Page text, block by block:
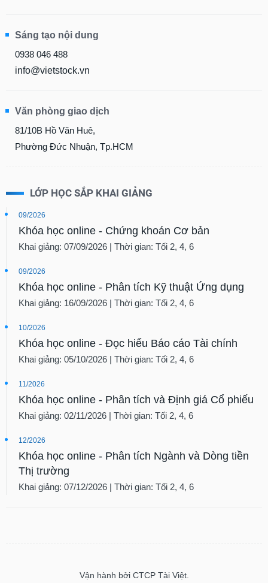
Sáng tạo nội dung
0938 046 488
info@vietstock.vn
Văn phòng giao dịch
81/10B Hồ Văn Huê,
Phường Đức Nhuận, Tp.HCM
LỚP HỌC SẮP KHAI GIẢNG
09/2026
Khóa học online - Chứng khoán Cơ bản
Khai giảng: 07/09/2026 | Thời gian: Tối 2, 4, 6
09/2026
Khóa học online - Phân tích Kỹ thuật Ứng dụng
Khai giảng: 16/09/2026 | Thời gian: Tối 2, 4, 6
10/2026
Khóa học online - Đọc hiểu Báo cáo Tài chính
Khai giảng: 05/10/2026 | Thời gian: Tối 2, 4, 6
11/2026
Khóa học online - Phân tích và Định giá Cổ phiếu
Khai giảng: 02/11/2026 | Thời gian: Tối 2, 4, 6
12/2026
Khóa học online - Phân tích Ngành và Dòng tiền
Thị trường
Khai giảng: 07/12/2026 | Thời gian: Tối 2, 4, 6
Vận hành bởi CTCP Tài Việt.